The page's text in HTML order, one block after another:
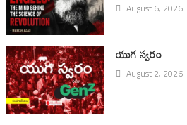
August 6, 2026
యుగ స్వ‌రం
August 2, 2026